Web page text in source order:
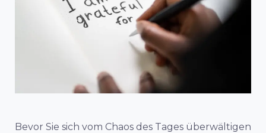
Bevor Sie sich vom Chaos des Tages überwältigen